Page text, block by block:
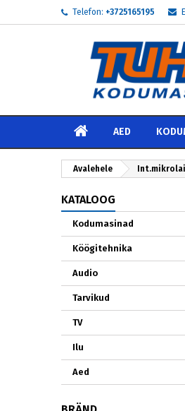
Telefon: +3725165195
AVALEHELE
AED
Avalehele
KATALOOG
Kodumasinad
Köögitehnika
Audio
Tarvikud
TV
Ilu
Aed